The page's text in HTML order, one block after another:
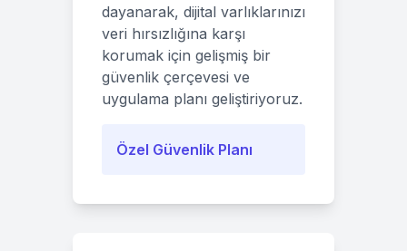
dayanarak, dijital varlıklarınızı
veri hırsızlığına karşı
korumak için gelişmiş bir
güvenlik çerçevesi ve
uygulama planı geliştiriyoruz.
Özel Güvenlik Planı